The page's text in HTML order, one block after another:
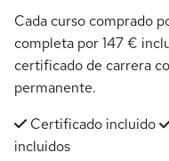
Cada curso comprado
completa por 147 €
certificado de carrera
permanente.
Certificado incluido
incluidos